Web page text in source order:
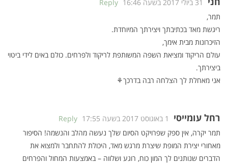
31 ביולי 2017 בשעה 16:46
Reply
תמר,
ריגשת מאד בכתיבתך ויצירתך המיוחדת.
הזיכרונות מבית אימך,
עולם הריקוד ומציאת השפה המשותפת לריקוד ולפרחים. כולם באים לידי ביטוי
ביצירתך.
אני מאחלת לך הצלחה רבה בדרכך⚘
רחל עומייסי 1 באוגוסט 2017 בשעה 17:55
Reply
תמר יקרה, אין ספק שפרויקט הסיום שלך נעשה מהלב והנשמה! הסיפור
מאחורי יצירת המופת שיצרת מרגש מאד, היכולת להתחבר ולמצוא את
הדברים שנותנים לך המון כוח, רוגע ושלווה – באמצעות המחול והפרחים